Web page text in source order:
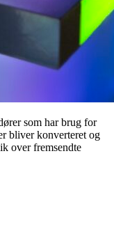
som har brug for
bliver konverteret og
over fremsendte